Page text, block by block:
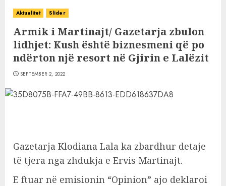
Aktualitet Slider
Armik i Martinajt/ Gazetarja zbulon
lidhjet: Kush është biznesmeni që po
ndërton një resort në Gjirin e Lalëzit
SEPTEMBER 2, 2022
Gazetarja Klodiana Lala ka zbardhur detaje
të tjera nga zhdukja e Ervis Martinajt.
E ftuar në emisionin “Opinion” ajo deklaroi